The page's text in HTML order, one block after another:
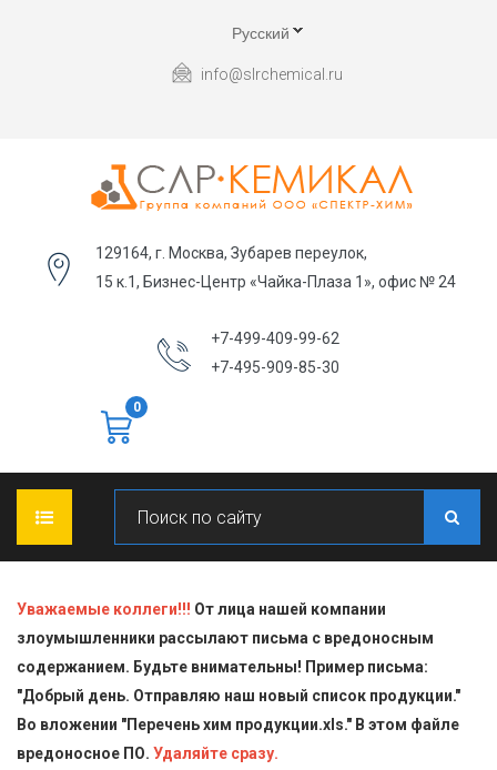
Русский
info@slrchemical.ru
129164, г. Москва, Зубарев переулок,
15 к.1, Бизнес-Центр «Чайка-Плаза 1», офис № 24
+7-499-409-99-62
+7-495-909-85-30
0
О КОМПАНИИ
ПРОДУКЦИЯ
Блескообразующие добавки
СТАТЬИ
Уважаемые коллеги!!! От лица нашей компании
злоумышленники рассылают письма с вредоносным
содержанием. Будьте внимательны! Пример письма:
"Добрый день. Отправляю наш новый список продукции."
Во вложении "Перечень хим продукции.xls." В этом файле
вредоносное ПО. Удаляйте сразу.